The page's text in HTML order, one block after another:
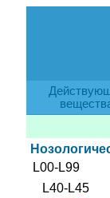
L00-L99
L40-L45